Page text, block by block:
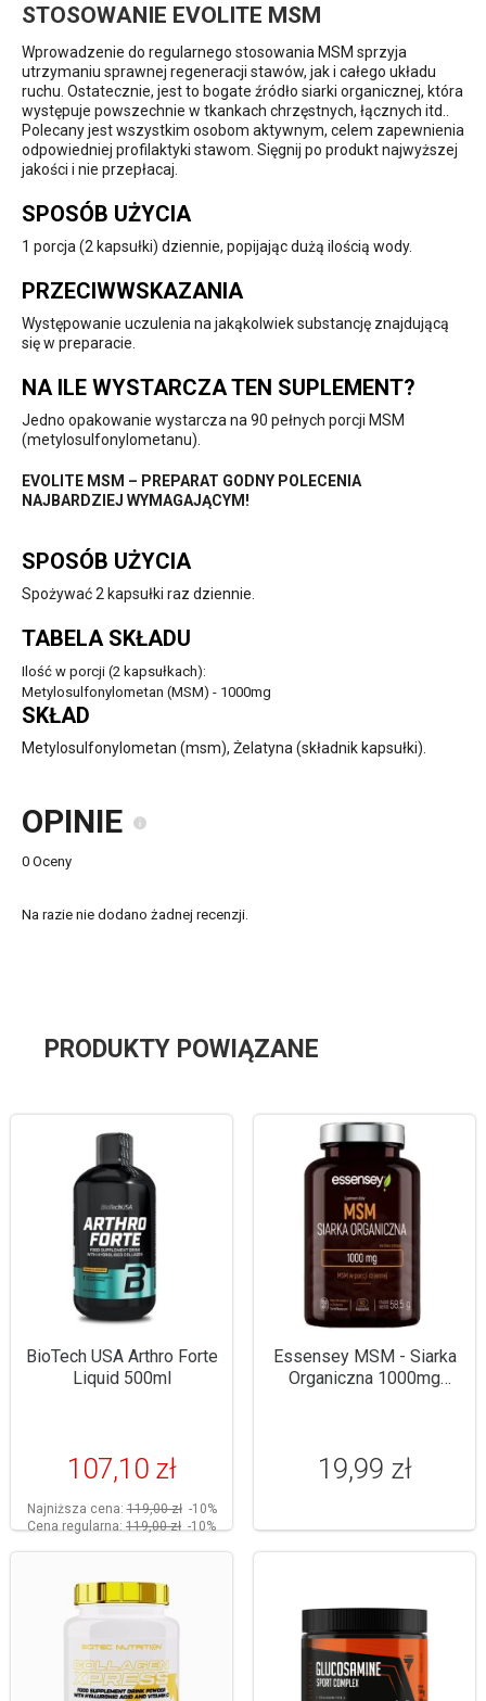
STOSOWANIE EVOLITE MSM
Wprowadzenie do regularnego stosowania MSM sprzyja
utrzymaniu sprawnej regeneracji stawów, jak i całego układu
ruchu. Ostatecznie, jest to bogate źródło siarki organicznej, która
występuje powszechnie w tkankach chrzęstnych, łącznych itd..
Polecany jest wszystkim osobom aktywnym, celem zapewnienia
odpowiedniej profilaktyki stawom. Sięgnij po produkt najwyższej
jakości i nie przepłacaj.
SPOSÓB UŻYCIA
1 porcja (2 kapsułki) dziennie, popijając dużą ilością wody.
PRZECIWWSKAZANIA
Występowanie uczulenia na jakąkolwiek substancję znajdującą
się w preparacie.
NA ILE WYSTARCZA TEN SUPLEMENT?
Jedno opakowanie wystarcza na 90 pełnych porcji MSM
(metylosulfonylometanu).
EVOLITE MSM – PREPARAT GODNY POLECENIA
NAJBARDZIEJ WYMAGAJĄCYM!
SPOSÓB UŻYCIA
Spożywać 2 kapsułki raz dziennie.
TABELA SKŁADU
Ilość w porcji (2 kapsułkach):
Metylosulfonylometan (MSM) - 1000mg
SKŁAD
Metylosulfonylometan (msm), Żelatyna (składnik kapsułki).
OPINIE
0 Oceny
Na razie nie dodano żadnej recenzji.
PRODUKTY POWIĄZANE
BioTech USA Arthro Forte
Liquid 500ml
107,10 zł
Najniższa cena:119,00 zł -10%
Cena regularna:119,00 zł -10%
Essensey MSM - Siarka
Organiczna 1000mg
19,99 zł